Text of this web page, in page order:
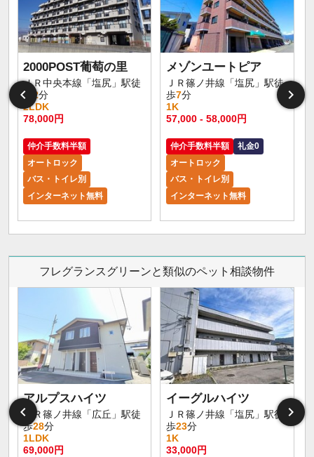
2000POST葡萄の里
ＪＲ中央本線「塩尻」駅徒
歩
2分
2LDK
78,000円
仲介手数料半額
オートロック
バス・トイレ別
インターネット無料
メゾンユートピア
ＪＲ篠ノ井線「塩尻」駅徒
歩7分
1K
57,000 - 58,000円
仲介手数料半額
礼金0
オートロック
バス・トイレ別
インターネット無料
フレグランスグリーンと類似のペット相談物件
アルプスハイツ
ＪＲ篠ノ井線「広丘」駅徒
歩28分
1LDK
69,000円
イーグルハイツ
ＪＲ篠ノ井線「塩尻」駅徒
歩23分
1K
33,000円